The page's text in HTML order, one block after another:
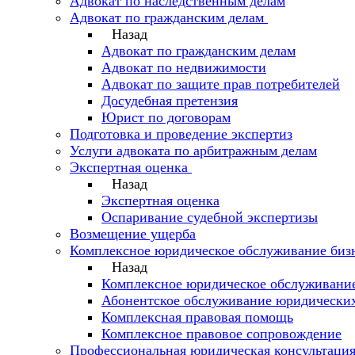
Адвокат по гражданским делам
Назад
Адвокат по гражданским делам
Адвокат по недвижимости
Адвокат по защите прав потребителей
Досудебная претензия
Юрист по договорам
Подготовка и проведение экспертиз
Услуги адвоката по арбитражным делам
Экспертная оценка
Назад
Экспертная оценка
Оспаривание судебной экспертизы
Возмещение ущерба
Комплексное юридическое обслуживание
Назад
Комплексное юридическое
Абонентское обслуживание
Комплексная правовая помощь
Комплексное правовое сопровождение
Профессиональная юридическая консультация